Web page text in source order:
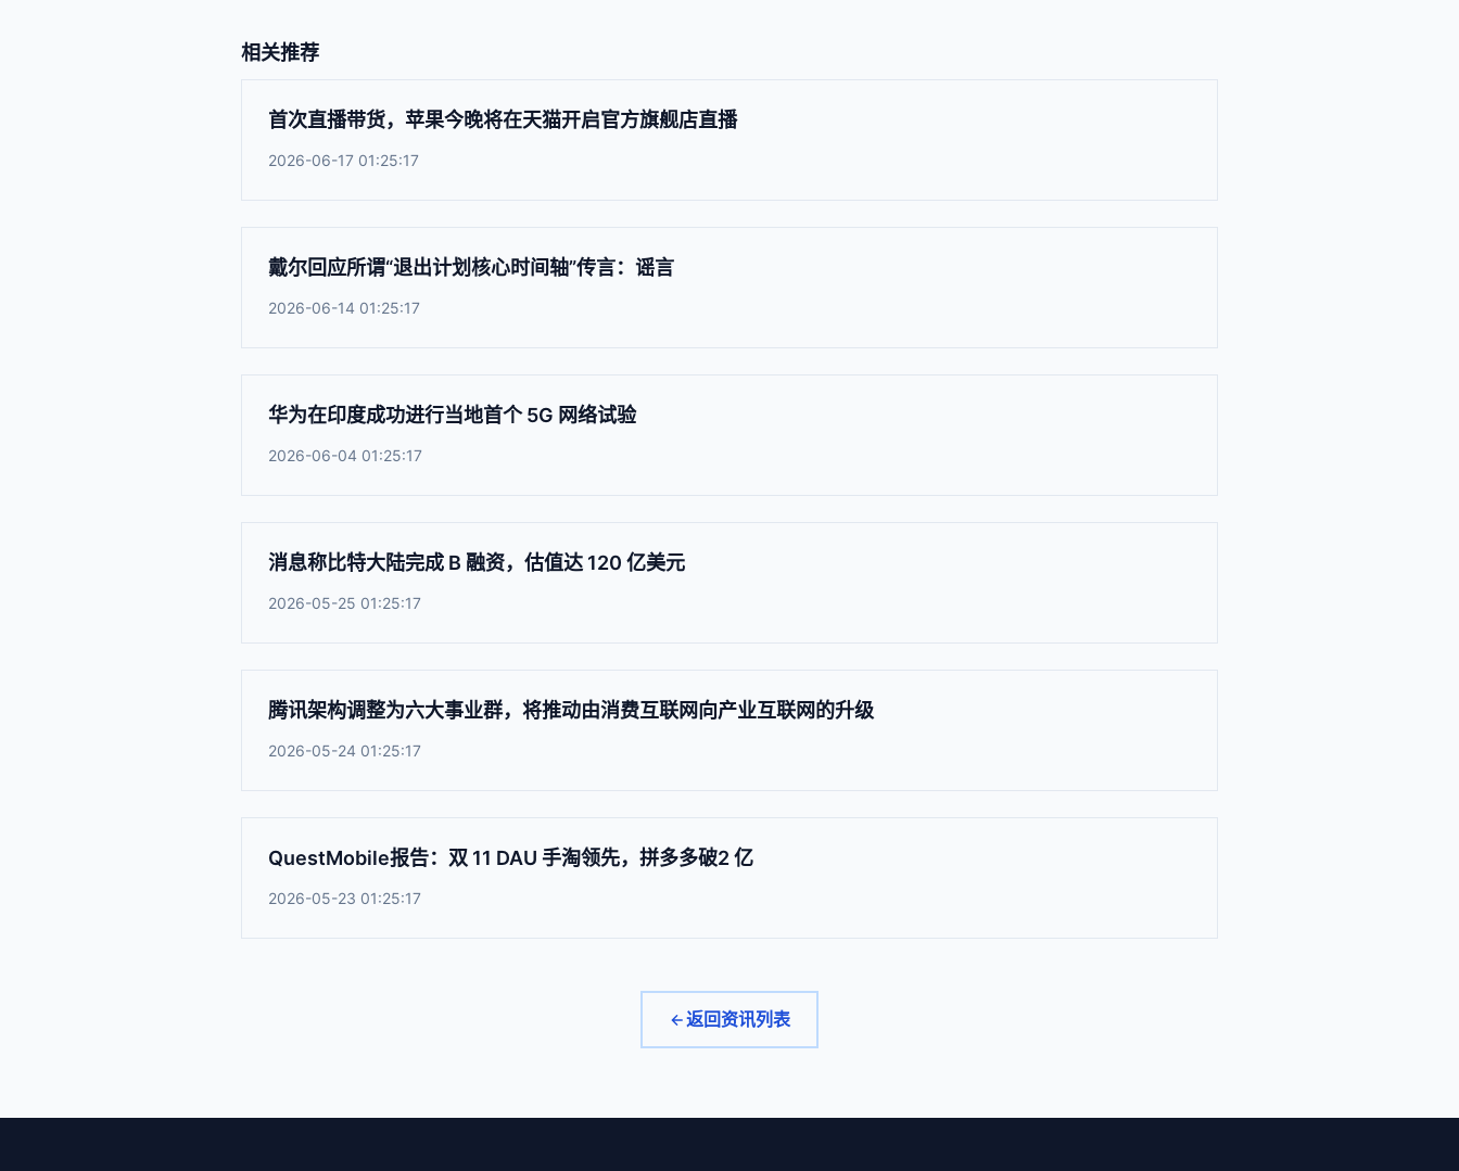
相关推荐
首次直播带货，苹果今晚将在天猫开启官方旗舰店直播
2026-06-17 01:25:17
戴尔回应所谓“退出计划核心时间轴”传言：谣言
2026-06-14 01:25:17
华为在印度成功进行当地首个 5G 网络试验
2026-06-04 01:25:17
消息称比特大陆完成 B 融资，估值达 120 亿美元
2026-05-25 01:25:17
腾讯架构调整为六大事业群，将推动由消费互联网向产业互联网的升级
2026-05-24 01:25:17
QuestMobile报告：双 11 DAU 手淘领先，拼多多破2 亿
2026-05-23 01:25:17
返回资讯列表